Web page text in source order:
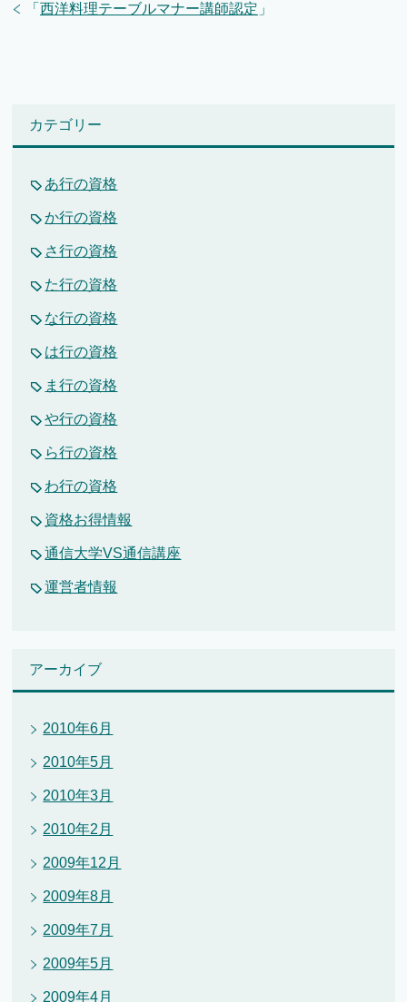
「 西洋料理テーブルマナー講師認定 」
カテゴリー
あ行の資格
か行の資格
さ行の資格
た行の資格
な行の資格
は行の資格
ま行の資格
や行の資格
ら行の資格
わ行の資格
資格お得情報
通信大学VS通信講座
運営者情報
アーカイブ
2010年6月
2010年5月
2010年3月
2010年2月
2009年12月
2009年8月
2009年7月
2009年5月
2009年4月